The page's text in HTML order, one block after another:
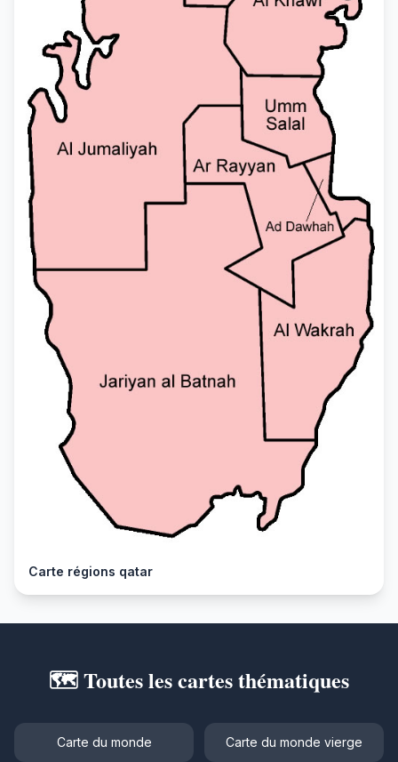
Carte régions qatar
🗺️ Toutes les cartes thématiques
Carte du monde Carte du monde vierge